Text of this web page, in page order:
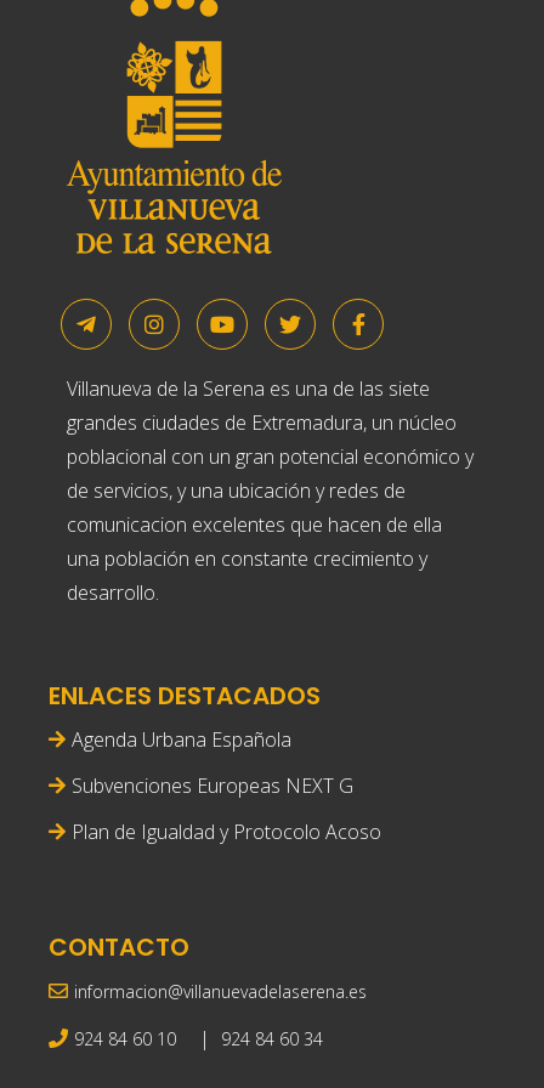
Villanueva de la Serena es una de las siete
grandes ciudades de Extremadura, un núcleo
poblacional con un gran potencial económico y
de servicios, y una ubicación y redes de
comunicacion excelentes que hacen de ella
una población en constante crecimiento y
desarrollo.
ENLACES DESTACADOS
Agenda Urbana Española
Subvenciones Europeas NEXT G
Plan de Igualdad y Protocolo Acoso
CONTACTO
informacion@villanuevadelaserena.es
924 84 60 10 | 924 84 60 34